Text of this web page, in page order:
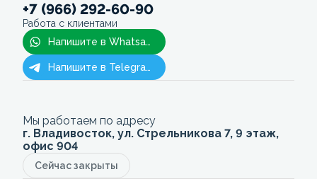
+7 (966) 292-60-90
Работа с клиентами
Напишите в Whatsapp
Напишите в Telegram
Мы работаем по адресу
г. Владивосток, ул. Стрельникова 7, 9 этаж,
офис 904
Сейчас закрыты